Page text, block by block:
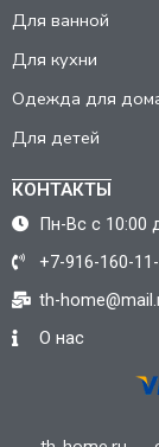
Для ванной
Для кухни
Одежда для
Для детей
КОНТАКТЫ
Пн-Вс с 10:00
+7-916-160-
th-
О нас